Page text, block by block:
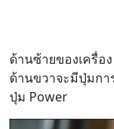
ด้านซ้ายของเครื่อง
ด้านขวาจะมีปุ่มกา
ปุ่ม Power